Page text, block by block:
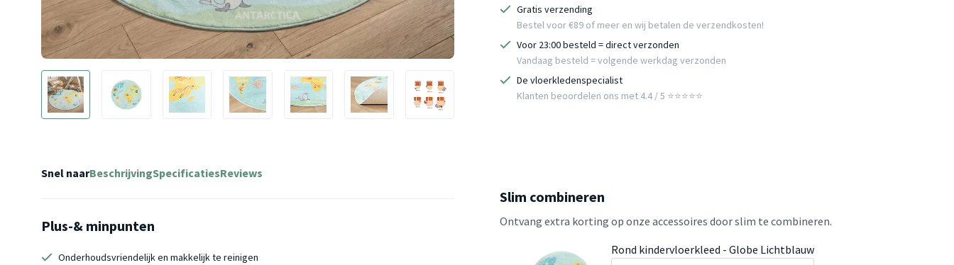
Gratis verzending
Bestel voor €89 of meer en wij betalen de verzendkosten!
Voor 23:00 besteld = direct verzonden
Vandaag besteld = volgende werkdag verzonden
De vloerkledenspecialist
Klanten beoordelen ons met 4.4 / 5 ⭐⭐⭐⭐⭐
Snel naarBeschrijvingSpecificatiesReviews
Plus-& minpunten
Onderhoudsvriendelijk en makkelijk te reinigen
Slim combineren
Ontvang extra korting op onze accessoires door slim te combineren.
Rond kindervloerkleed - Globe Lichtblauw